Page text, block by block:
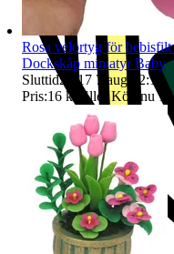
Rosa velortyg för
Dockskåp miniatyr Baby
Sluttid22:17 7 aug 22:17 .
Pris:16 kr Eller Köp nu 17